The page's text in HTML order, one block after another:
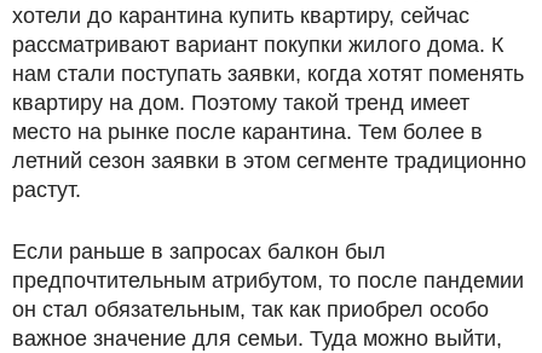
хотели до карантина купить квартиру, сейчас
рассматривают вариант покупки жилого дома. К
нам стали поступать заявки, когда хотят поменять
квартиру на дом. Поэтому такой тренд имеет
место на рынке после карантина. Тем более в
летний сезон заявки в этом сегменте традиционно
растут.
Если раньше в запросах балкон был
предпочтительным атрибутом, то после пандемии
он стал обязательным, так как приобрел особо
важное значение для семьи. Туда можно выйти,